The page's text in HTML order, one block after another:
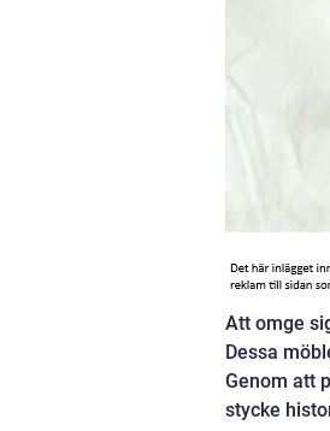
Att omge
Dessa
Genom att
stycke